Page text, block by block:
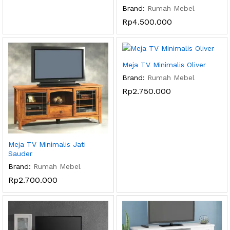
Brand: Rumah Mebel
Rp4.500.000
Meja TV Minimalis Jati
Sauder
Brand: Rumah Mebel
Rp2.700.000
Meja TV Minimalis Oliver
Brand: Rumah Mebel
Rp2.750.000